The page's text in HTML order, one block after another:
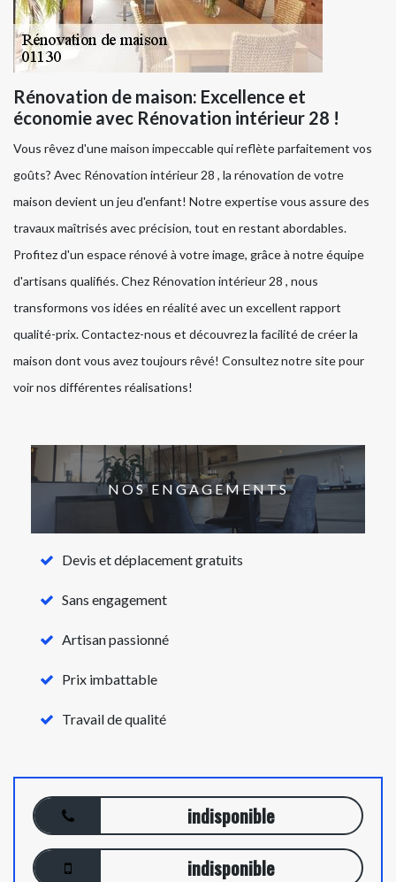
Rénovation de maison: Excellence et
économie avec Rénovation intérieur 28 !
Vous rêvez d'une maison impeccable qui reflète parfaitement vos
goûts? Avec Rénovation intérieur 28 , la rénovation de votre
maison devient un jeu d'enfant! Notre expertise vous assure des
travaux maîtrisés avec précision, tout en restant abordables.
Profitez d'un espace rénové à votre image, grâce à notre équipe
d'artisans qualifiés. Chez Rénovation intérieur 28 , nous
transformons vos idées en réalité avec un excellent rapport
qualité-prix. Contactez-nous et découvrez la facilité de créer la
maison dont vous avez toujours rêvé! Consultez notre site pour
voir nos différentes réalisations!
NOS ENGAGEMENTS
Devis et déplacement gratuits
Sans engagement
Artisan passionné
Prix imbattable
Travail de qualité
indisponible
indisponible